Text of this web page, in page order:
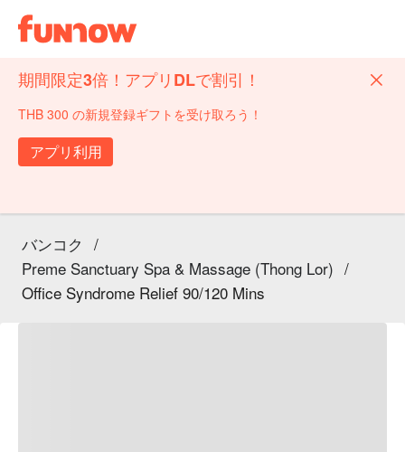
期間限定3倍！アプリDLで割引！
THB 300 の新規登録ギフトを受け取ろう！
アプリ利用
バンコク /
Preme Sanctuary Spa & Massage (Thong Lor) /
Office Syndrome Relief 90/120 Mins